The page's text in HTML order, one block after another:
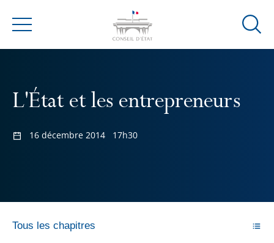
Menu
Ouvrir
L'État et les entrepreneurs
16 décembre 2014 17h30
Tous les chapitres